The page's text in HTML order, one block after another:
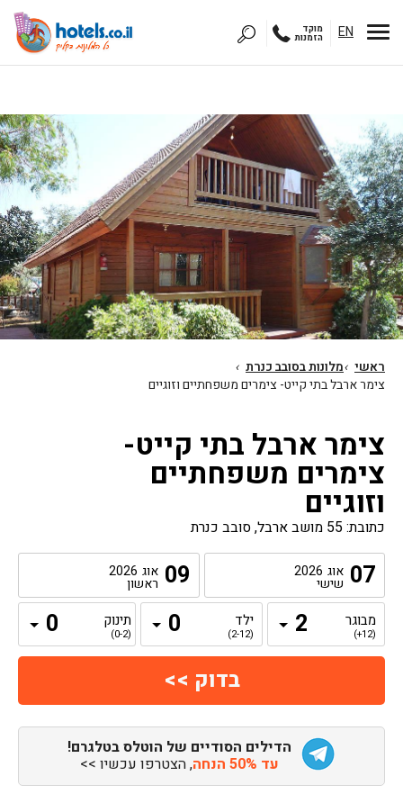
EN מוקד
הזמנות
ראשי ›מלונות בסובב כנרת ›
צימר ארבל בתי קייט- צימרים משפחתיים וזוגיים
צימר ארבל בתי קייט-
צימרים משפחתיים
וזוגיים
כתובת: 55 מושב ארבל, סובב כנרת
07 אוג 2026
שישי 09 אוג 2026
ראשון
מבוגר
(12+)
ילד
(2-12)
תינוק
(0-2)
הדילים הסודיים של הוטלס בטלגרם!
עד 50% הנחה , הצטרפו עכשיו >>